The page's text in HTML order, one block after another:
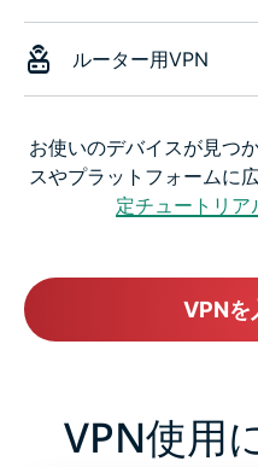
ルーター用VPN
お使いのデバイスが見つ
スやプラットフォームに
定チュートリア
VPNを
VPN使用